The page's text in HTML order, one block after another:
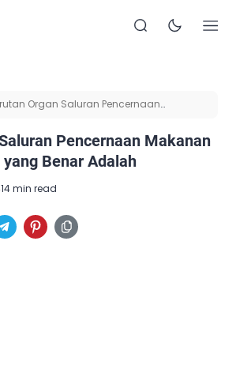
Organ Saluran Pencernaan
Pencernaan Makanan
Benar Adalah
14 min read